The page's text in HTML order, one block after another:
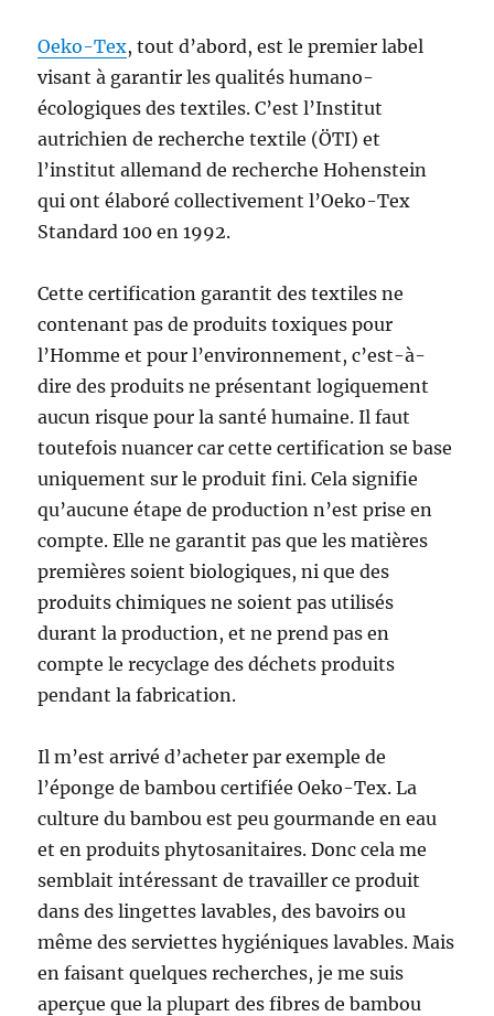
Oeko-Tex, tout d’abord, est le premier label
visant à garantir les qualités humano-
écologiques des textiles. C’est l’Institut
autrichien de recherche textile (ÖTI) et
l’institut allemand de recherche Hohenstein
qui ont élaboré collectivement l’Oeko-Tex
Standard 100 en 1992.
Cette certification garantit des textiles ne
contenant pas de produits toxiques pour
l’Homme et pour l’environnement, c’est-à-
dire des produits ne présentant logiquement
aucun risque pour la santé humaine. Il faut
toutefois nuancer car cette certification se base
uniquement sur le produit fini. Cela signifie
qu’aucune étape de production n’est prise en
compte. Elle ne garantit pas que les matières
premières soient biologiques, ni que des
produits chimiques ne soient pas utilisés
durant la production, et ne prend pas en
compte le recyclage des déchets produits
pendant la fabrication.
Il m’est arrivé d’acheter par exemple de
l’éponge de bambou certifiée Oeko-Tex. La
culture du bambou est peu gourmande en eau
et en produits phytosanitaires. Donc cela me
semblait intéressant de travailler ce produit
dans des lingettes lavables, des bavoirs ou
même des serviettes hygiéniques lavables. Mais
en faisant quelques recherches, je me suis
aperçue que la plupart des fibres de bambou